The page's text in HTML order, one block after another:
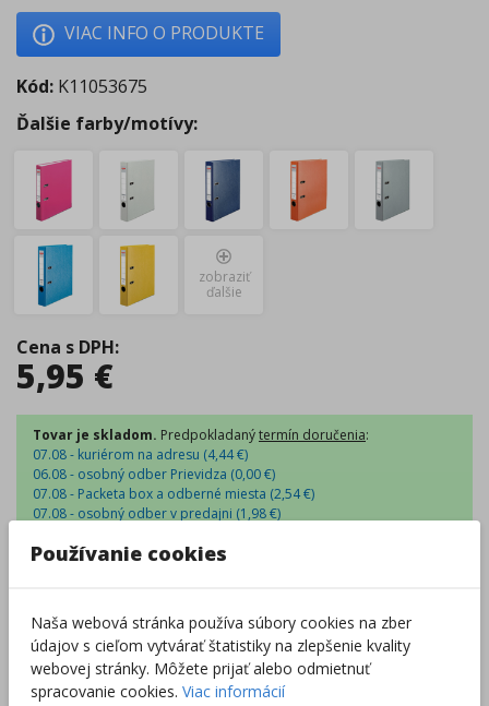
VIAC INFO O PRODUKTE
Kód: K11053675
Ďalšie farby/motívy:
zobraziť
ďalšie
Cena s DPH:
5,95 €
Tovar je skladom. Predpokladanýtermín doručenia:
07.08 - kuriérom na adresu (4,44€)
06.08 - osobný odber Prievidza (0,00€)
07.08 - Packeta box a odberné miesta (2,54€)
07.08 - osobný odber v predajni (1,98€)
Externý sklad:25 ks
– +
Používanie cookies
Naša webová stránka používa súbory cookies na zber
údajov s cieľom vytvárať štatistiky na zlepšenie kvality
webovej stránky. Môžete prijať alebo odmietnuť
spracovanie cookies. Viac informácií